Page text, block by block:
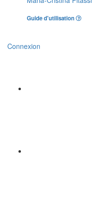
Guide d'utilisation
Connexion